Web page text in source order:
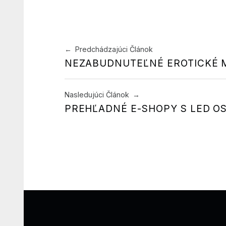
Navigácia v článku
Predchádzajúci Článok
NEZABUDNUTEĽNÉ EROTICKÉ
Nasledujúci Článok
PREHĽADNÉ E-SHOPY S LED